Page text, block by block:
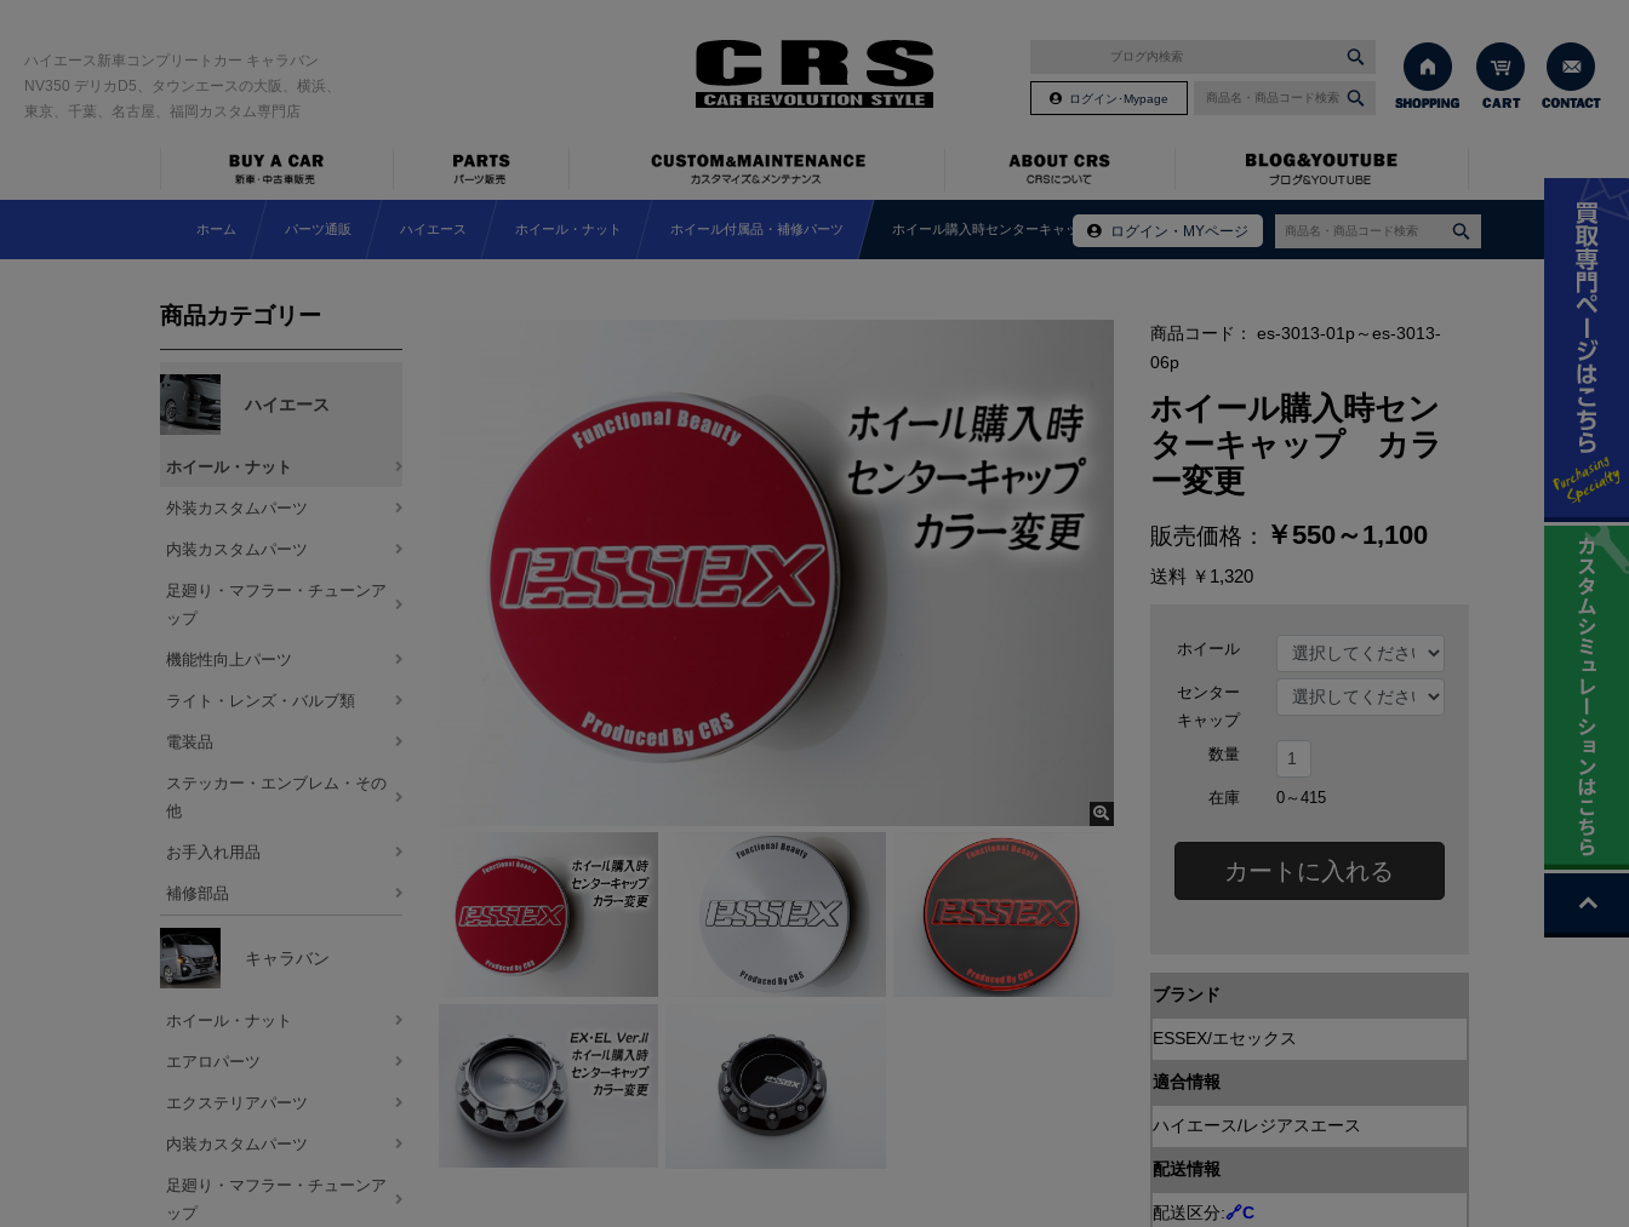
ハイエース新車コンプリートカー キャラバン
NV350 デリカD5、タウンエースの大阪、横浜、
東京、千葉、名古屋、福岡カスタム専門店
ログイン･Mypage
ログイン・MYページ
ホーム パーツ通販 ハイエース ホイール・ナット ホイール付属品・補修パーツ ホイール購入時センターキャップ カラー変更
商品コード： es-3013-01p～es-3013-
06p
ホイール購入時セン
ターキャップ カラ
ー変更
販売価格： ￥550～1,100
送料 ￥1,320
ホイール
センター
キャップ
数量
在庫 0～415
カートに入れる
ブランド
ESSEX/エセックス
適合情報
ハイエース/レジアスエース
配送情報
配送区分:🔗C
商品カテゴリー
ハイエース
ホイール・ナット
外装カスタムパーツ
内装カスタムパーツ
足廻り・マフラー・チューンア
ップ
機能性向上パーツ
ライト・レンズ・バルブ類
電装品
ステッカー・エンブレム・その
他
お手入れ用品
補修部品
キャラバン
ホイール・ナット
エアロパーツ
エクステリアパーツ
内装カスタムパーツ
足廻り・マフラー・チューンア
ップ